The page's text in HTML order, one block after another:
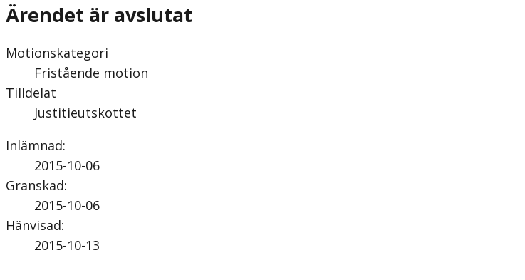
Ärendet är avslutat
Motionskategori
Fristående motion
Tilldelat
Justitieutskottet
Inlämnad:
2015-10-06
Granskad:
2015-10-06
Hänvisad:
2015-10-13